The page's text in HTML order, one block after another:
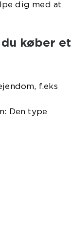
dig med at
køber et
f.eks
Den type